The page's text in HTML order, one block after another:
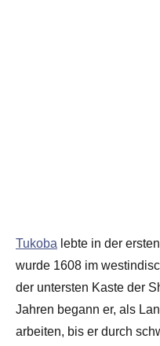
Tukoba lebte in der
wurde 1608 im
der untersten Kaste der
Jahren begann er, als
arbeiten, bis er durch